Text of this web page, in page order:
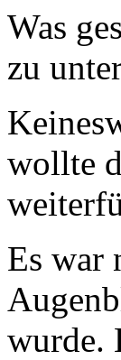
Was
zu
wollte
Es war
wurde.